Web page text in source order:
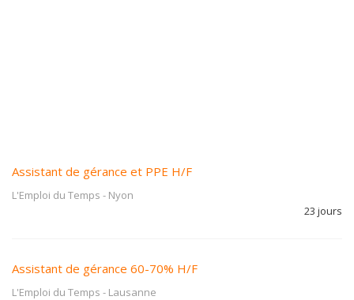
Assistant de gérance et PPE H/F
L'Emploi du Temps - Nyon
23 jours
Assistant de gérance 60-70% H/F
L'Emploi du Temps - Lausanne